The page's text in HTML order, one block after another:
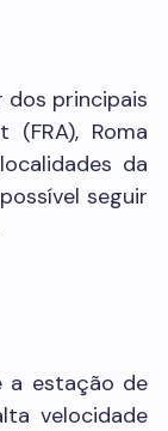
dos principais
(FRA), Roma
da
seguir
a estação de
velocidade